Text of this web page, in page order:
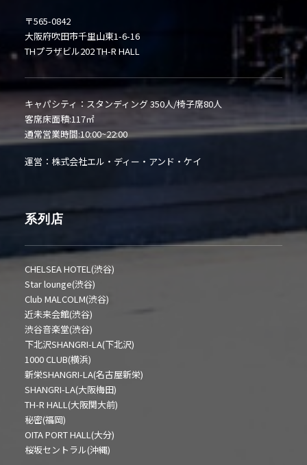
〒565-0842
大阪府吹田市千里山東1-6-16
THプラザビル202 TH-R HALL
キャパシティ：スタンディング 350人/椅子席80人
客席床面積:117㎡
通常営業時間:10:00~22:00
運営：株式会社エル・ディー・アンド・ケイ
系列店
CHELSEA HOTEL(渋谷)
Star lounge(渋谷)
Club MALCOLM(渋谷)
近未来会館(渋谷)
渋谷音楽堂(渋谷)
下北沢SHANGRI-LA(下北沢)
1000 CLUB(横浜)
新栄SHANGRI-LA(名古屋新栄)
SHANGRI-LA(大阪梅田)
TH-R HALL(大阪関大前)
秘密(福岡)
OITA PORT HALL(大分)
桜坂セントラル(沖縄)